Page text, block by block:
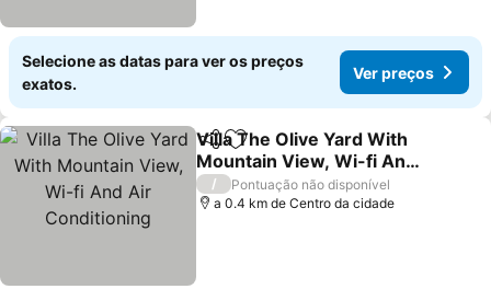
Selecione as datas para ver os preços
exatos.
Ver preços
PartilharAdicionar aos favoritos
Villa The Olive Yard With
Mountain View, Wi-fi And
Air Conditioning
/
Pontuação não disponível
a 0.4 km de Centro da cidade